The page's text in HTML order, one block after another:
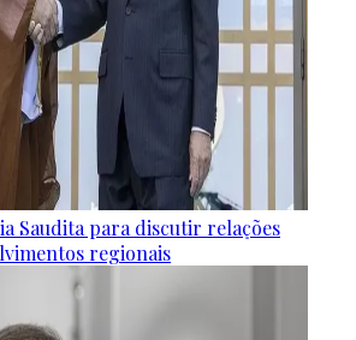
Saudita para discutir relações
regionais